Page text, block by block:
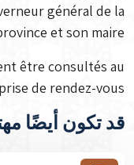
général de la
et son maire.
être consultés au
de rendez-vous.
قد تكون أيضًا